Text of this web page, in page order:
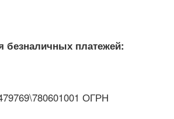
безналичных платежей:
ОГРН